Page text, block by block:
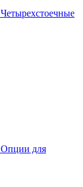
Четырехстоечные
Опции для